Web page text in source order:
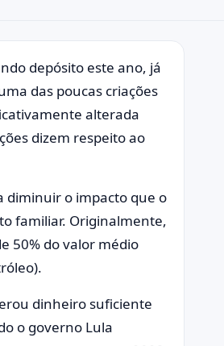
depósito este ano, já
das poucas criações
alterada
dizem respeito ao
diminuir o impacto que o
familiar. Originalmente,
50% do valor médio
dinheiro suficiente
o governo Lula